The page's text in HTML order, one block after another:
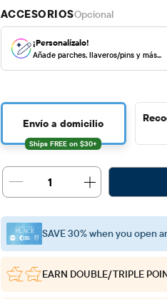
ACCESORIOSOpcional
¡Personalízalo!
Añade parches, llaveros/pins y más...
Envío a domicilio
1
SAVE 30% when you open
EARN DOUBLE/TRIPLE